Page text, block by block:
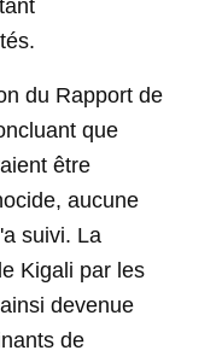
du Rapport de
que
être
aucune
suivi. La
Kigali par les
devenue
de